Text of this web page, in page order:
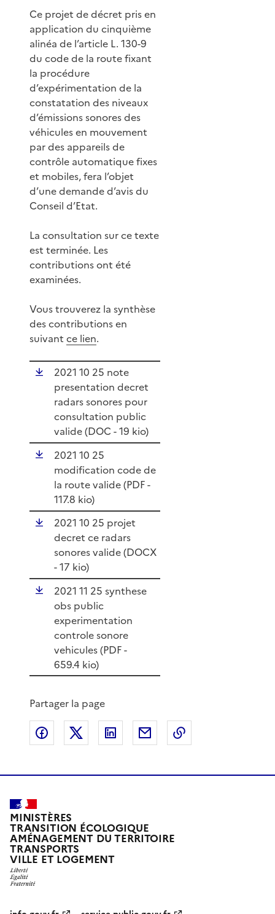
Ce projet de décret pris en
application du cinquième
alinéa de l’article L. 130-9
du code de la route fixant
la procédure
d’expérimentation de la
constatation des niveaux
d’émissions sonores des
véhicules en mouvement
par des appareils de
contrôle automatique fixes
et mobiles, fera l’objet
d’une demande d’avis du
Conseil d’Etat.
La consultation sur ce texte
est terminée. Les
contributions ont été
examinées.
Vous trouverez la synthèse
des contributions en
suivant ce lien.
2021 10 25 note
presentation decret
radars sonores pour
consultation public
valide (DOC- 19 kio)
2021 10 25
modification code de
la route valide (PDF-
117.8 kio)
2021 10 25 projet
decret ce radars
sonores valide (DOCX
- 17 kio)
2021 11 25 synthese
obs public
experimentation
controle sonore
vehicules (PDF-
659.4 kio)
Partager la page
Partager sur Facebook
Partager sur XPartager sur LinkedIn
Partager par email
MINISTÈRES
TRANSITION ÉCOLOGIQUE
AMÉNAGEMENT DU TERRITOIRE
TRANSPORTS
VILLE ET LOGEMENT